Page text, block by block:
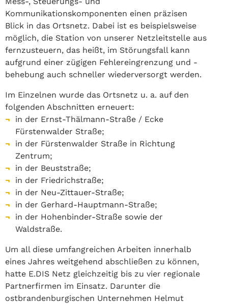
Kommunikationskomponenten einen präzisen
Blick in das Ortsnetz. Dabei ist es beispielsweise
möglich, die Station von unserer Netzleitstelle aus
fernzusteuern, das heißt, im Störungsfall kann
aufgrund einer zügigen Fehlereingrenzung und -
behebung auch schneller wiederversorgt werden.
Im Einzelnen wurde das Ortsnetz u. a. auf den
folgenden Abschnitten erneuert:
in der Ernst-Thälmann-Straße / Ecke
Fürstenwalder Straße;
in der Fürstenwalder Straße in Richtung
Zentrum;
in der Beuststraße;
in der Friedrichstraße;
in der Neu-Zittauer-Straße;
in der Gerhard-Hauptmann-Straße;
in der Hohenbinder-Straße sowie der
Waldstraße.
Um all diese umfangreichen Arbeiten innerhalb
eines Jahres weitgehend abschließen zu können,
hatte E.DIS Netz gleichzeitig bis zu vier regionale
Partnerfirmen im Einsatz. Darunter die
ostbrandenburgischen Unternehmen Helmut